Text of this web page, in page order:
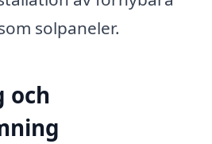
solpaneler.
och